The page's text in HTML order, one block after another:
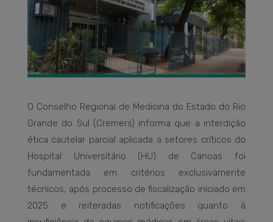
O Conselho Regional de Medicina do Estado do Rio
Grande do Sul (Cremers) informa que a interdição
ética cautelar parcial aplicada a setores críticos do
Hospital Universitário (HU) de Canoas foi
fundamentada em critérios exclusivamente
técnicos, após processo de fiscalização iniciado em
2025 e reiteradas notificações quanto à